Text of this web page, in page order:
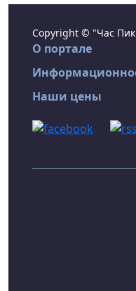
Copyright © "Час
О портале
Наши цены